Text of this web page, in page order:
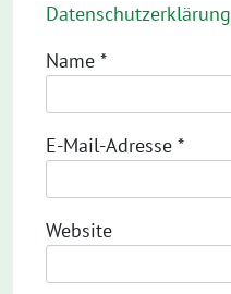
Datenschutzerklärung
Name *
E-Mail-Adresse *
Website